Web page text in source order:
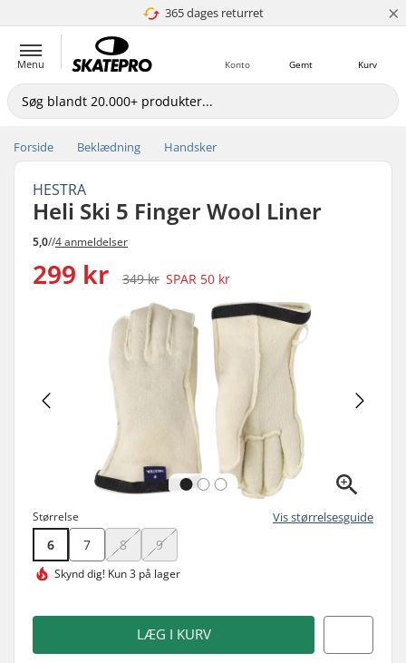
365 dages returret
4.8 ud af 5 ×
Menu Kurv
Gemt
Konto
Forside Beklædning Handsker
HESTRA
Heli Ski 5 Finger Wool Liner
5,0//4 anmeldelser
299 kr 349 kr SPAR 50 kr
Størrelse Vis størrelsesguide
6 7 8 9
Skynd dig! Kun 3 på lager
LÆG I KURV